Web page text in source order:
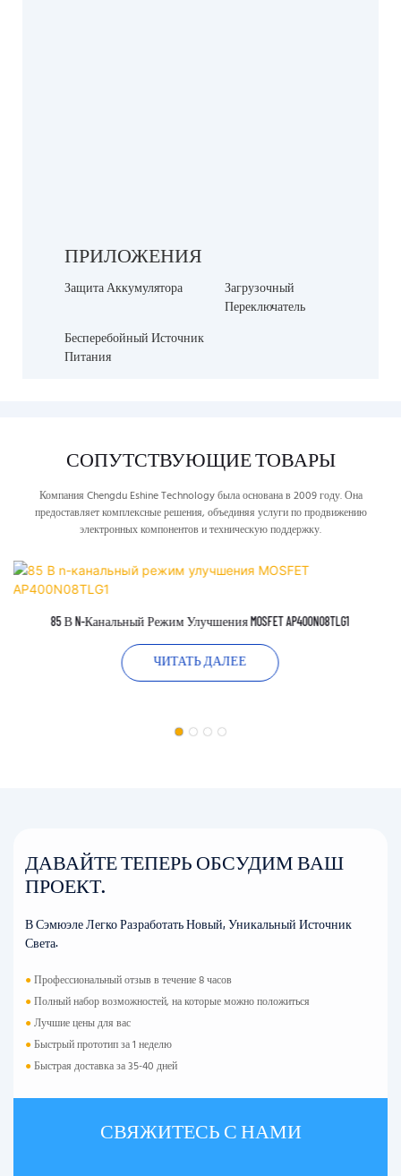
ПРИЛОЖЕНИЯ
Защита Аккумулятора
Загрузочный
Переключатель
Бесперебойный Источник
Питания
СОПУТСТВУЮЩИЕ ТОВАРЫ
Компания Chengdu Eshine Technology была основана в 2009 году. Она
предоставляет комплексные решения, объединяя услуги по продвижению
электронных компонентов и техническую поддержку.
85 В N-Канальный Режим Улучшения MOSFET AP400N08TLG1
ЧИТАТЬ ДАЛЕЕ
ДАВАЙТЕ ТЕПЕРЬ ОБСУДИМ ВАШ
ПРОЕКТ.
В Сэмюэле Легко Разработать Новый, Уникальный Источник
Света.
●Профессиональный отзыв в течение 8 часов
●Полный набор возможностей, на которые можно положиться
●Лучшие цены для вас
●Быстрый прототип за 1 неделю
●Быстрая доставка за 35-40 дней
СВЯЖИТЕСЬ С НАМИ